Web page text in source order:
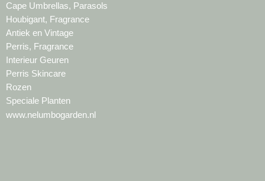
Cape Umbrellas, Parasols
Houbigant, Fragrance
Antiek en Vintage
Perris, Fragrance
Interieur Geuren
Perris Skincare
Rozen
Speciale Planten
www.nelumbogarden.nl